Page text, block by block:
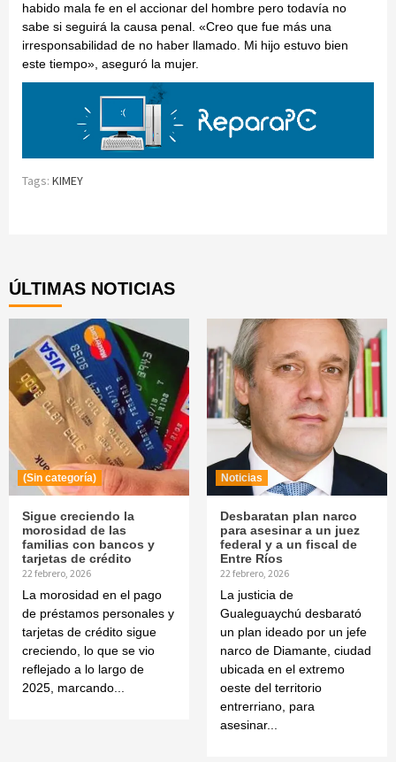
habido mala fe en el accionar del hombre pero todavía no
sabe si seguirá la causa penal. «Creo que fue más una
irresponsabilidad de no haber llamado. Mi hijo estuvo bien
este tiempo», aseguró la mujer.
Tags: KIMEY
ÚLTIMAS NOTICIAS
(Sin categoría)
Sigue creciendo la
morosidad de las
familias con bancos y
tarjetas de crédito
22 febrero, 2026
La morosidad en el pago
de préstamos personales y
tarjetas de crédito sigue
creciendo, lo que se vio
reflejado a lo largo de
2025, marcando...
Noticias
Desbaratan plan narco
para asesinar a un juez
federal y a un fiscal de
Entre Ríos
22 febrero, 2026
La justicia de
Gualeguaychú desbarató
un plan ideado por un jefe
narco de Diamante, ciudad
ubicada en el extremo
oeste del territorio
entrerriano, para
asesinar...